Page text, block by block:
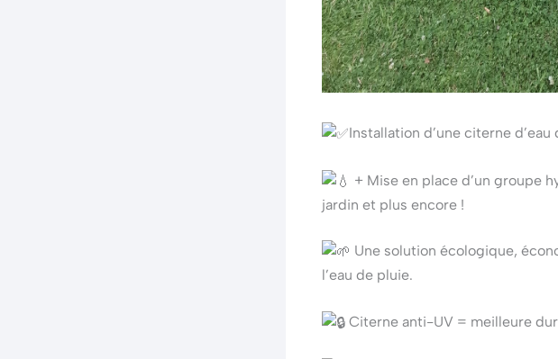
Installation d’une citerne
+ Mise en place d’un groupe
jardin et plus encore !
Une solution écologique,
l’eau de pluie.
Citerne anti-UV = meilleure